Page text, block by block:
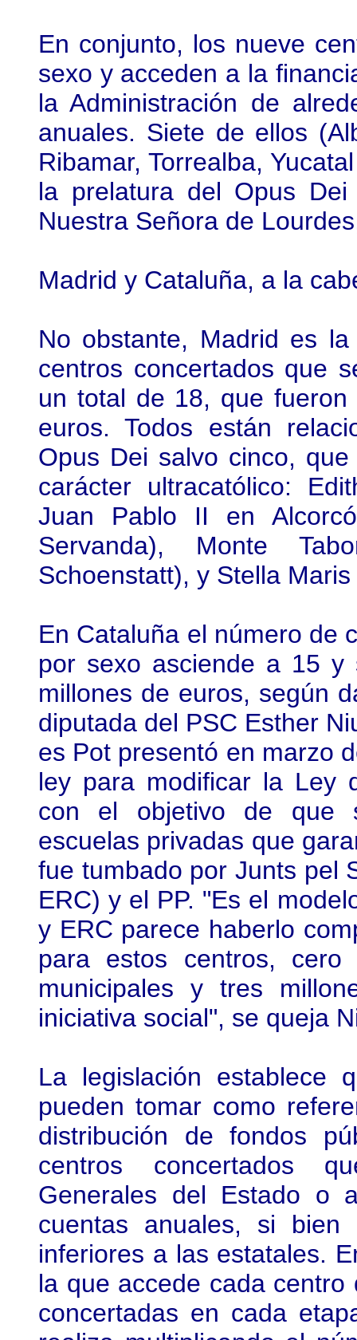
En conjunto, los nueve
sexo y acceden a la
la Administración de
anuales. Siete de ellos
Ribamar, Torrealba,
la prelatura del Opus
Nuestra Señora de
Madrid y Cataluña, a la
No obstante, Madrid es
centros concertados que
un total de 18, que
euros. Todos están
Opus Dei salvo cinco,
carácter ultracatólico:
Juan Pablo II en
Servanda), Monte
Schoenstatt), y Stella
En Cataluña el número de
por sexo asciende a 15 y
millones de euros, según
diputada del PSC Esther
es Pot presentó en marzo
ley para modificar la Ley
con el objetivo de que
escuelas privadas que
fue tumbado por Junts pel
ERC) y el PP. "Es el
y ERC parece haberlo
para estos centros, cero
municipales y tres
iniciativa social", se queja
La legislación establece
pueden tomar como
distribución de fondos
centros concertados
Generales del Estado o
cuentas anuales, si
inferiores a las estatales.
la que accede cada
concertadas en cada